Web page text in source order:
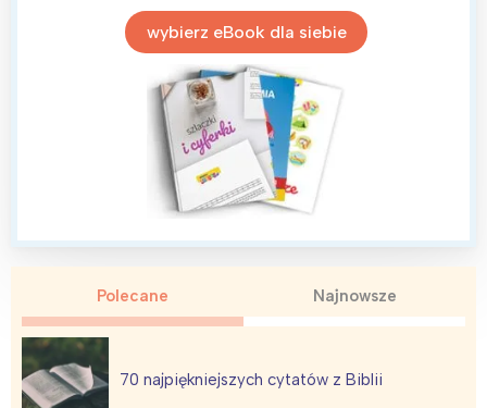
wybierz eBook dla siebie
Polecane Najnowsze
70 najpiękniejszych cytatów z Biblii